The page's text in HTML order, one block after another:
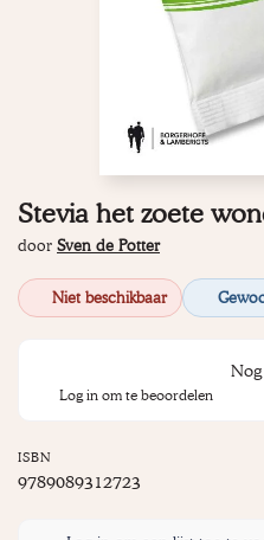
Stevia het zoete
door Sven de Potter
Niet beschikbaar
Log in om te beoordelen
ISBN
9789089312723